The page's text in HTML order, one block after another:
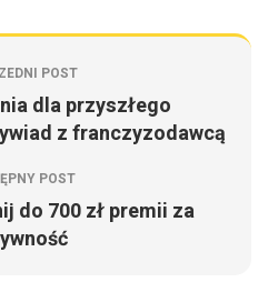
POST
dla przyszłego
z franczyzodawcą
POST
do 700 zł premii za